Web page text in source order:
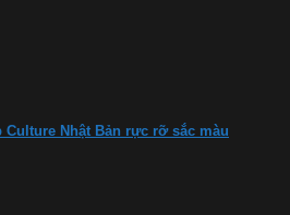
Nhật Bản rực rỡ sắc màu